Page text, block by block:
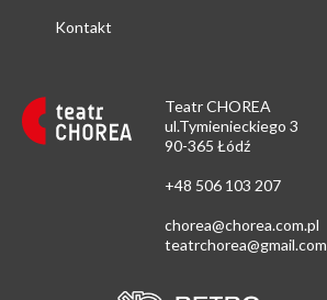
Teatr CHOREA
ul.Tymienieckiego 3
90-365 Łódź
+48 506 103 207
chorea@chorea.com.pl
teatrchorea@gmail.com
Kontakt